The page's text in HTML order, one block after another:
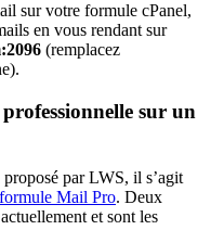
sur votre formule cPanel,
en vous rendant sur
(remplacez
sur un
par LWS, il s’agit
formule Mail Pro. Deux
et sont les